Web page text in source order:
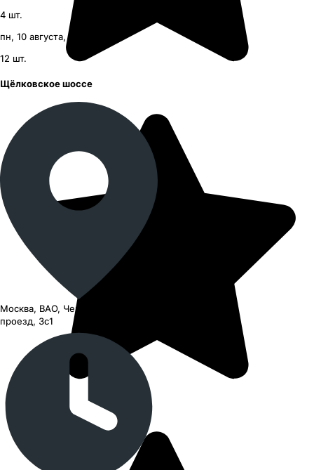
4 шт.
пн, 10 августа, с 09:00
12 шт.
Щёлковское шоссе
Москва, ВАО, Черницынский
проезд, 3с1